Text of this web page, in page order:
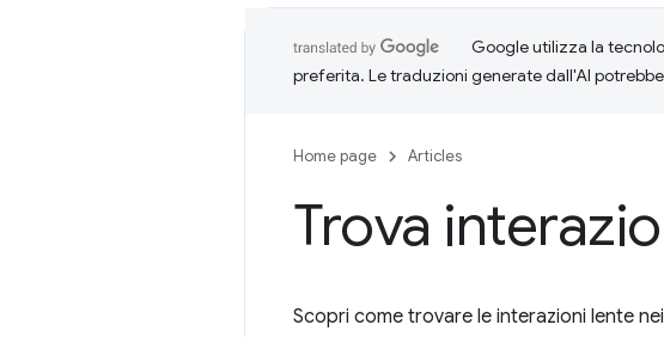
Google utilizza la
preferita. Le traduzioni generate dall'AI
Home page Articles
Trova
Scopri come trovare le interazioni lente